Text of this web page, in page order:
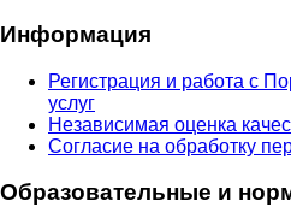
Информация
Регистрация и работа с
услуг
Независимая оценка
Согласие на обработку
Образовательные и